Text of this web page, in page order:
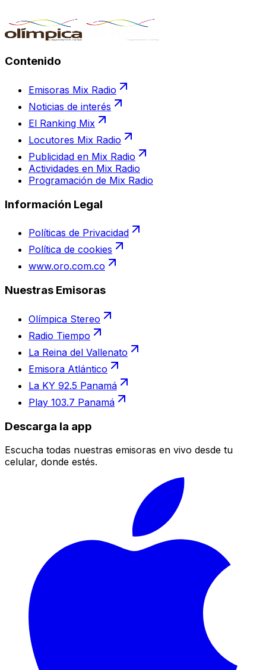
Contenido
Emisoras Mix Radio
Noticias de interés
El Ranking Mix
Locutores Mix Radio
Publicidad en Mix Radio
Actividades en Mix Radio
Programación de Mix Radio
Información Legal
Políticas de Privacidad
Política de cookies
www.oro.com.co
Nuestras Emisoras
Olímpica Stereo
Radio Tiempo
La Reina del Vallenato
Emisora Atlántico
La KY 92.5 Panamá
Play 103.7 Panamá
Descarga la app
Escucha todas nuestras emisoras en vivo desde tu
celular, donde estés.